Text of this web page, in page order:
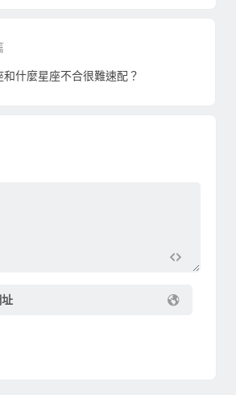
和什麼星座不合很難速配？